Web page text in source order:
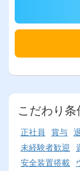
こだわり
正社員 賞与
未経験者歓迎
安全装置搭載